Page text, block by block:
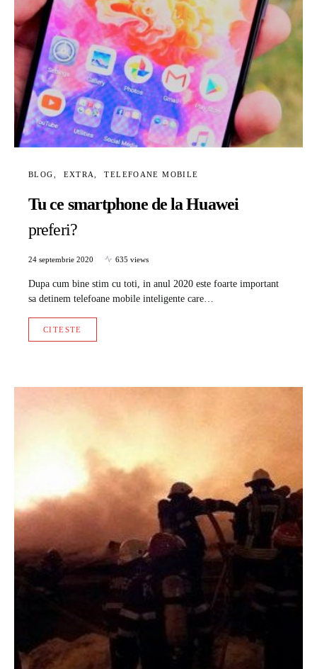
BLOG EXTRA TELEFOANE MOBILE
Tu ce smartphone de la Huawei
preferi?
24 septembrie 2020 635 views
Dupa cum bine stim cu toti, in anul 2020 este foarte important
sa detinem telefoane mobile inteligente care…
CITESTE